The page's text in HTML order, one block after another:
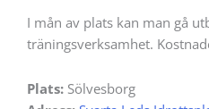
I mån av plats kan man gå
träningsverksamhet.
Plats: Sölvesborg